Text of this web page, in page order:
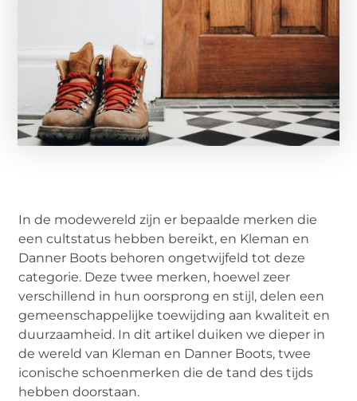
In de modewereld zijn er bepaalde merken die
een cultstatus hebben bereikt, en Kleman en
Danner Boots behoren ongetwijfeld tot deze
categorie. Deze twee merken, hoewel zeer
verschillend in hun oorsprong en stijl, delen een
gemeenschappelijke toewijding aan kwaliteit en
duurzaamheid. In dit artikel duiken we dieper in
de wereld van Kleman en Danner Boots, twee
iconische schoenmerken die de tand des tijds
hebben doorstaan.